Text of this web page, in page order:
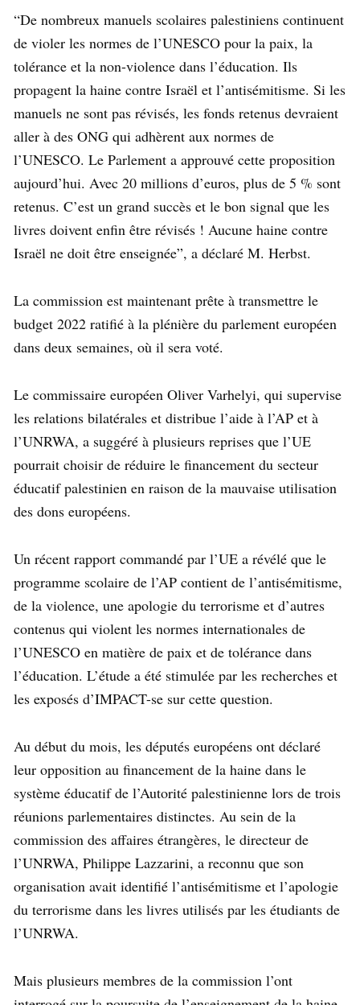
“De nombreux manuels scolaires palestiniens continuent
de violer les normes de l’UNESCO pour la paix, la
tolérance et la non-violence dans l’éducation. Ils
propagent la haine contre Israël et l’antisémitisme. Si les
manuels ne sont pas révisés, les fonds retenus devraient
aller à des ONG qui adhèrent aux normes de
l’UNESCO. Le Parlement a approuvé cette proposition
aujourd’hui. Avec 20 millions d’euros, plus de 5 % sont
retenus. C’est un grand succès et le bon signal que les
livres doivent enfin être révisés ! Aucune haine contre
Israël ne doit être enseignée”, a déclaré M. Herbst.
La commission est maintenant prête à transmettre le
budget 2022 ratifié à la plénière du parlement européen
dans deux semaines, où il sera voté.
Le commissaire européen Oliver Varhelyi, qui supervise
les relations bilatérales et distribue l’aide à l’AP et à
l’UNRWA, a suggéré à plusieurs reprises que l’UE
pourrait choisir de réduire le financement du secteur
éducatif palestinien en raison de la mauvaise utilisation
des dons européens.
Un récent rapport commandé par l’UE a révélé que le
programme scolaire de l’AP contient de l’antisémitisme,
de la violence, une apologie du terrorisme et d’autres
contenus qui violent les normes internationales de
l’UNESCO en matière de paix et de tolérance dans
l’éducation. L’étude a été stimulée par les recherches et
les exposés d’IMPACT-se sur cette question.
Au début du mois, les députés européens ont déclaré
leur opposition au financement de la haine dans le
système éducatif de l’Autorité palestinienne lors de trois
réunions parlementaires distinctes. Au sein de la
commission des affaires étrangères, le directeur de
l’UNRWA, Philippe Lazzarini, a reconnu que son
organisation avait identifié l’antisémitisme et l’apologie
du terrorisme dans les livres utilisés par les étudiants de
l’UNRWA.
Mais plusieurs membres de la commission l’ont